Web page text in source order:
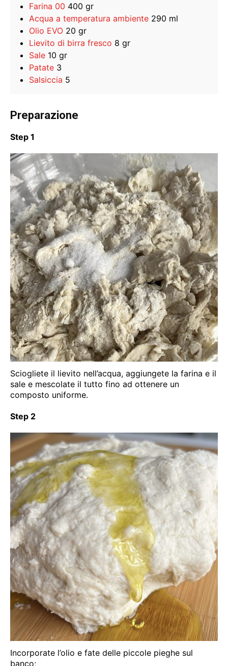
Farina 00 400 gr
Acqua a temperatura ambiente 290 ml
Olio EVO 20 gr
Lievito di birra fresco 8 gr
Sale 10 gr
Patate 3
Salsiccia 5
Preparazione
Step 1
Sciogliete il lievito nell’acqua, aggiungete la farina e il
sale e mescolate il tutto fino ad ottenere un
composto uniforme.
Step 2
Incorporate l’olio e fate delle piccole pieghe sul
banco;